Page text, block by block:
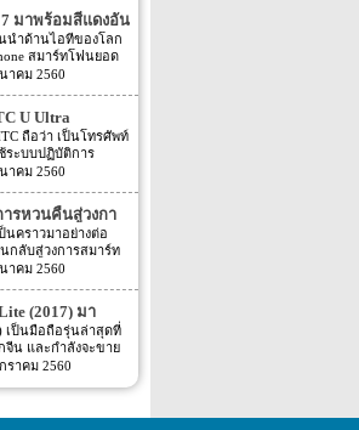
ด้รู้จักกับ Nubia M2
าที่มาเป็นคู่ นอกจาก
ยังมีส่วนอื่นๆ ที่น่า
กล้องหน้าแบบคู่ที่มี
มีรูรับแสง f 2.2
ลฟี่มีความละเอียด
f/2.0 กล้องหน้า
ถึง 80 องศา นั้นจะ
ด้กว้างมากยิ่งขึ้น
มีความละเอียดสูง
ระบบประมวลผล
Snapdragon 625
ใช้ RAM
ลือกอยู่ 2 ขนาด คือ
7 มาพร้อมสีแดงอัน
นำด้านไอทีของโลก
สมาร์ทโฟนยอด
วโลก และในช่วงที่
มผัสเทคโนโลยีอัน
ถือว่า เป็นความโชค
บ iPhone 7 ที่มา
บอดี้ด้วยสีแดงอัน
ทำให้สาวกของ
ยทีเดียว การออกแบบ
นดาลใจมาจากการ
ติแล้ว การปรับแต่ง
อกช่วยในการปรับ
ลงแรงปรับแต่งเอง
จะจับความร้อนแรง
7 Plus ทาง
นจำหน่ายในวันศุกร์
งนี้ เวลาในการเปิด
ะมาณ 8.01 น. (เป็น
ปซิฟิก) การเปิดตัว
าคม 2560
U Ultra
ถือว่า เป็นโทรศัพท์
ระบบปฏิบัติการ
ำได้ ในช่วงนั้นมี
มือง สมาร์ทโฟนหนึ่ง
Bird นี้ได้ ก็คือ
หลังจากนั้น HTC
โฟนขึ้นมาอีก
ปล่อยรุ่นใหม่ อย่าง
มาพร้อมกับหน้า
5.7 นิ้ว หน้าจอเป็น
เป็นหน้าจอใหม่ที่
วนได้ ความละเอียด
2,560 พิกเซล
ล Snapdragon 820
2 แบบ คือ 2.15GHz
าคม 2560
ารหวนคืนสู่วงกา
นคราวมาอย่างต่อ
กลับสู่วงการสมาร์ท
แบรนด์ Nokia ครั้ง
ทดสอบในห้องปฏิบัติ
รกภายใต้ชื่อรุ่น TA-
ใจทั้งในเรื่องของ
รณ์ที่นำมาผลิตต่างๆ
ทโฟนระดับสูง แต่จะ
างๆ ที่เตรียมตัวจะมา
ระเทศ ถึงแม้ว่า
าคม 2560
(2017) มา
ชิพเซ็ท Kirin
เป็นมือถือรุ่นล่าสุดที่
จีน และกำลังจะขาย
ศในเร็วๆ นี้ แต่การ
Lite ถูกพัฒนาให้ดี
ราคม 2560